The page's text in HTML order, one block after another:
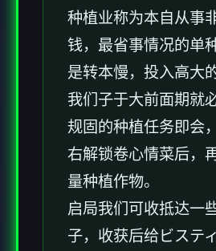
种植业称为本自从事
钱，最省事情况的单
是转本慢，投入高大
我们子于大前面期就
规固的种植任务即会
右解锁卷心情菜后，
量种植作物。
启局我们可收抵达一
子，收获后给ビステ